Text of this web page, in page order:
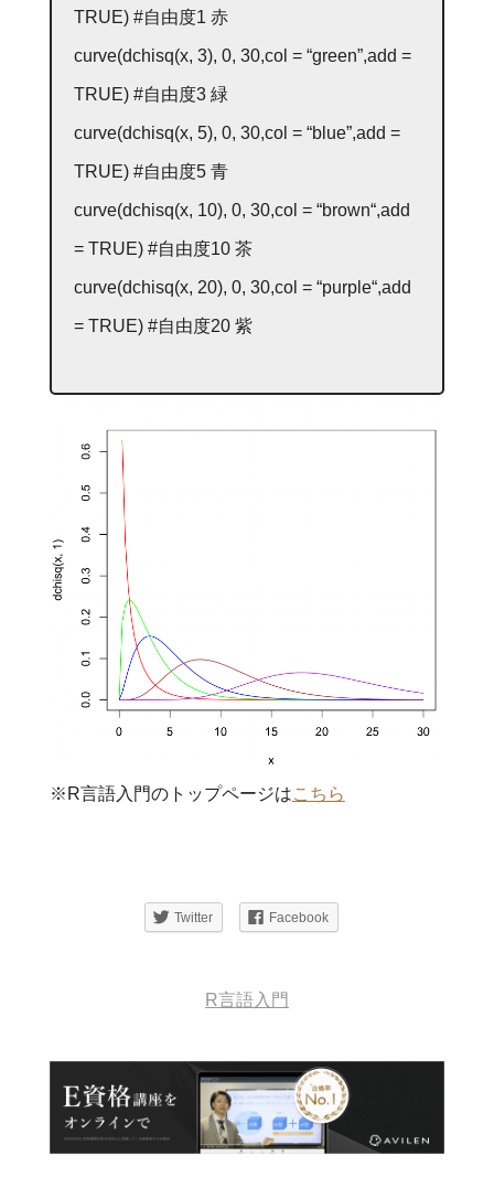
TRUE) #自由度1 赤
curve(dchisq(x, 3), 0, 30,col = “green”,add =
TRUE) #自由度3 緑
curve(dchisq(x, 5), 0, 30,col = “blue”,add =
TRUE) #自由度5 青
curve(dchisq(x, 10), 0, 30,col = “brown“,add
= TRUE) #自由度10 茶
curve(dchisq(x, 20), 0, 30,col =“purple“,add
= TRUE) #自由度20 紫
※R言語入門のトップページはこちら
Twitter Facebook
R言語入門